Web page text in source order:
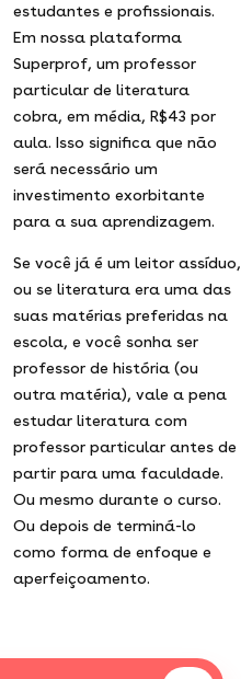
estudantes e profissionais.
Em nossa plataforma
Superprof, um professor
particular de literatura
cobra, em média, R$43 por
aula. Isso significa que não
será necessário um
investimento exorbitante
para a sua aprendizagem.
Se você já é um leitor assíduo,
ou se literatura era uma das
suas matérias preferidas na
escola, e você sonha ser
professor de história (ou
outra matéria), vale a pena
estudar literatura com
professor particular antes de
partir para uma faculdade.
Ou mesmo durante o curso.
Ou depois de terminá-lo
como forma de enfoque e
aperfeiçoamento.